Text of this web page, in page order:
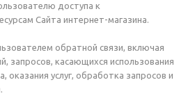
доступа к
Сайта интернет-магазина.
обратной связи, включая
запросов, касающихся использования
оказания услуг, обработка запросов и